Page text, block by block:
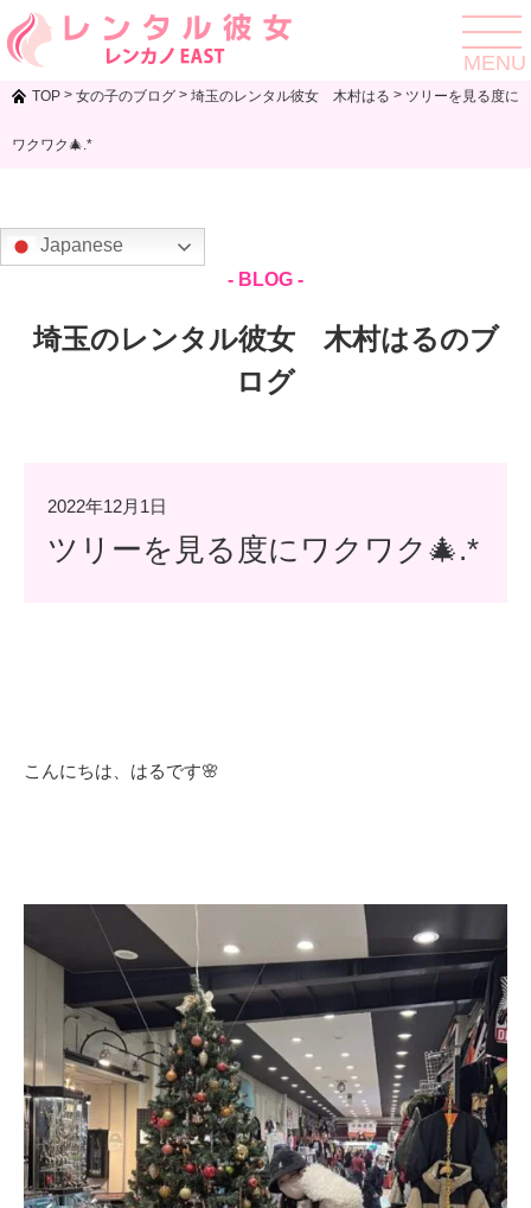
toggle
MENU
TOP > 女の子のブログ > 埼玉のレンタル彼女 木村はる > ツリーを見る度に
ワクワク🎄.*
Japanese
- BLOG -
埼玉のレンタル彼女 木村はるのブ
ログ
2022年12月1日
ツリーを見る度にワクワク🎄.*
こんにちは、はるです🌸